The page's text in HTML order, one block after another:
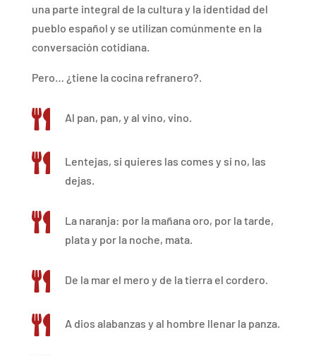
una parte integral de la cultura y la identidad del
pueblo español y se utilizan comúnmente en la
conversación cotidiana.
Pero… ¿tiene la cocina refranero?.
 Al pan, pan, y al vino, vino.

Lentejas, si quieres las comes y si no, las
dejas.

La naranja: por la mañana oro, por la tarde,
plata y por la noche, mata.
 De la mar el mero y de la tierra el cordero.
 A dios alabanzas y al hombre llenar la panza.